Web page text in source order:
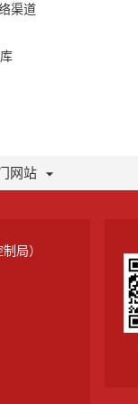
渠道
网站
局）